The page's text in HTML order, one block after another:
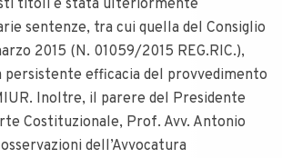
titoli è stata ulteriormente
sentenze, tra cui quella del Consiglio
2015 (N. 01059/2015 REG.RIC.),
persistente efficacia del provvedimento
Inoltre, il parere del Presidente
Costituzionale, Prof. Avv. Antonio
dell’Avvocatura